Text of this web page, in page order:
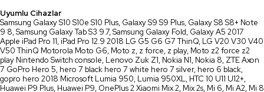
Uyumlu Cihazlar
Samsung Galaxy S10 S10e S10 Plus, Galaxy S9 S9 Plus, Galaxy S8 S8+ Note
9 8, Samsung Galaxy Tab S3 9.7, Samsung Galaxy Fold, Galaxy A5 2017
Apple iPad Pro 11, iPad Pro 12.9 2018 LG G5 G6 G7 ThinQ, LG V20 V30 V40
V50 ThinQ Motorola Moto G6, Moto z, z force, z play, Moto z2 force z2
play Nintendo Switch console, Lenovo Zuk Z1, Nokia N1, Nokia 8, ZTE Axon
7 GoPro Hero 5, hero 7 black hero 7 white hero 7 silver, hero 6 black,
gopro hero 2018 Microsoft Lumia 950, Lumia 950XL, HTC 10 U11 U12+,
Huawei P9 Plus, Huawei P9, OnePlus 2 Xiaomi Mix 2, Mix 2s, Mi 6, Mi A2, Mi 8